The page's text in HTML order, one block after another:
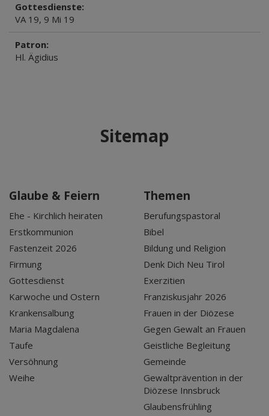
Gottesdienste:
VA 19, 9 Mi 19
Patron:
Hl. Ägidius
Sitemap
Glaube & Feiern
Ehe - Kirchlich heiraten
Erstkommunion
Fastenzeit 2026
Firmung
Gottesdienst
Karwoche und Ostern
Krankensalbung
Maria Magdalena
Taufe
Versöhnung
Weihe
Themen
Berufungspastoral
Bibel
Bildung und Religion
Denk Dich Neu Tirol
Exerzitien
Franziskusjahr 2026
Frauen in der Diözese
Gegen Gewalt an Frauen
Geistliche Begleitung
Gemeinde
Gewaltprävention in der
Diözese Innsbruck
Glaubensfrühling